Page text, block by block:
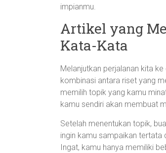
impianmu.
Artikel yang
Kata-Kata
Melanjutkan perjalanan kita
kombinasi antara riset yang
memilih topik yang kamu
kamu sendiri akan membuat
Setelah menentukan topik,
ingin kamu sampaikan tertata
Ingat, kamu hanya memiliki